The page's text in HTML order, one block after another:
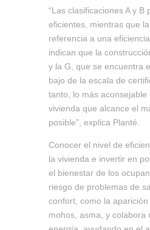
“Las clasificaciones A y B
eficientes, mientras que
referencia a una
indican que la
y la G, que se encuentra
bajo de la escala de
tanto, lo más aconsejable
vivienda que alcance el
posible”, explica Planté.
Conocer el nivel de
la vivienda e invertir en
el bienestar de los
riesgo de problemas de
confort, como la aparición
mohos, asma, y colabora